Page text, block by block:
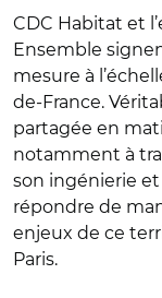
CDC Habitat et
Ensemble
mesure à
de-France.
partagée en
notamment à
son ingénierie
répondre de
enjeux de ce
Paris.